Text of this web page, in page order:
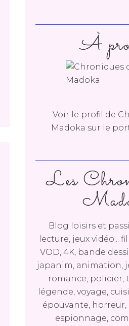
Les
Blog loisirs et
lecture, jeux vidéo...
VOD, 4K, bande
japanim, animation,
romance, policier,
légende, voyage,
épouvante, horreur,
espionnage,
À
Voir le profil de
Madoka sur le